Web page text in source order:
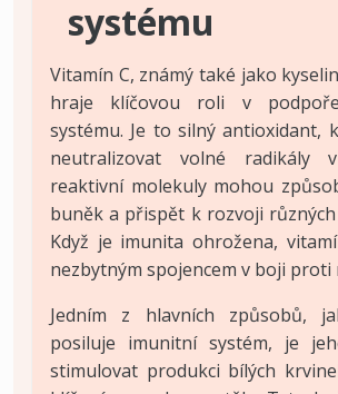
systému
Vitamín C, známý také jako
hraje klíčovou roli v
systému. Je to silný antioxidant,
neutralizovat volné radikály
reaktivní molekuly mohou
buněk a přispět k rozvoji
Když je imunita ohrožena,
nezbytným spojencem v boji proti
Jedním z hlavních způsobů,
posiluje imunitní systém, je
stimulovat produkci bílých